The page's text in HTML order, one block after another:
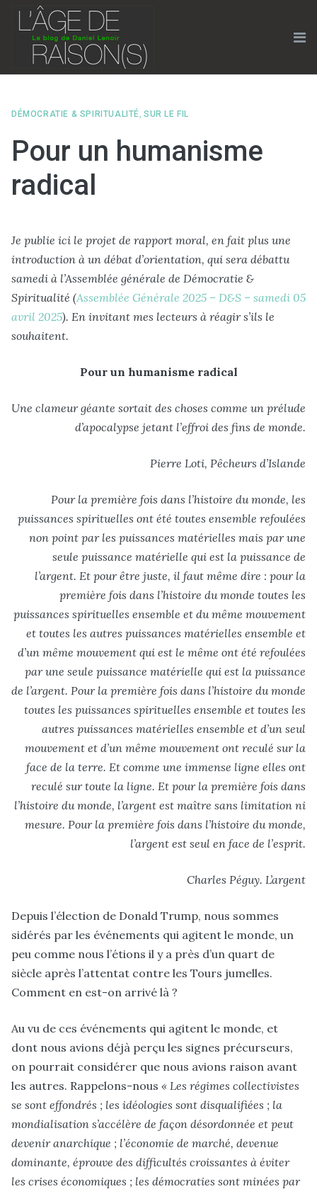
Skip
content
DÉMOCRATIE & SPIRITUALITÉ, SUR LE FIL
Pour un humanisme
radical
Je publie ici le projet de rapport moral, en fait plus une
introduction à un débat d’orientation, qui sera débattu
samedi à l’Assemblée générale de Démocratie &
Spiritualité (Assemblée Générale 2025 – D&S – samedi 05
avril 2025). En invitant mes lecteurs à réagir s’ils le
souhaitent.
Pour un humanisme radical
Une clameur géante sortait des choses comme un prélude
d’apocalypse jetant l’effroi des fins de monde.
Pierre Loti, Pêcheurs d’Islande
Pour la première fois dans l’histoire du monde, les
puissances spirituelles ont été toutes ensemble refoulées
non point par les puissances matérielles mais par une
seule puissance matérielle qui est la puissance de
l’argent. Et pour être juste, il faut même dire : pour la
première fois dans l’histoire du monde toutes les
puissances spirituelles ensemble et du même mouvement
et toutes les autres puissances matérielles ensemble et
d’un même mouvement qui est le même ont été refoulées
par une seule puissance matérielle qui est la puissance
de l’argent. Pour la première fois dans l’histoire du monde
toutes les puissances spirituelles ensemble et toutes les
autres puissances matérielles ensemble et d’un seul
mouvement et d’un même mouvement ont reculé sur la
face de la terre. Et comme une immense ligne elles ont
reculé sur toute la ligne. Et pour la première fois dans
l’histoire du monde, l’argent est maître sans limitation ni
mesure. Pour la première fois dans l’histoire du monde,
l’argent est seul en face de l’esprit.
Charles Péguy. L’argent
Depuis l’élection de Donald Trump, nous sommes
sidérés par les événements qui agitent le monde, un
peu comme nous l’étions il y a près d’un quart de
siècle après l’attentat contre les Tours jumelles.
Comment en est-on arrivé là ?
Au vu de ces événements qui agitent le monde, et
dont nous avions déjà perçu les signes précurseurs,
on pourrait considérer que nous avions raison avant
les autres. Rappelons-nous « Les régimes collectivistes
se sont effondrés ; les idéologies sont disqualifiées ; la
mondialisation s’accélère de façon désordonnée et peut
devenir anarchique ; l’économie de marché, devenue
dominante, éprouve des difficultés croissantes à éviter
les crises économiques ; les démocraties sont minées par